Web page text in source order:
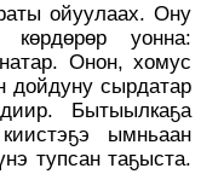
ойуулаах. Ону
уонна:
Онон, хомус
дойдуну сырдатар
Бытыылкаҕа
ымньаан
тупсан таҕыста.